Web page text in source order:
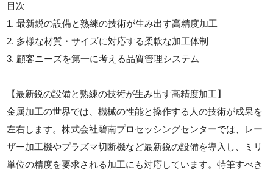
目次
1. 最新鋭の設備と熟練の技術が生み出す高精度加工
2. 多様な材質・サイズに対応する柔軟な加工体制
3. 顧客ニーズを第一に考える品質管理システム
【最新鋭の設備と熟練の技術が生み出す高精度加工】
金属加工の世界では、機械の性能と操作する人の技術が成果を
左右します。株式会社碧南プロセッシングセンターでは、レー
ザー加工機やプラズマ切断機など最新鋭の設備を導入し、ミリ
単位の精度を要求される加工にも対応しています。特筆すべき